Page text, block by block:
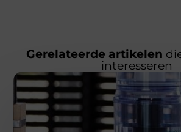
Gerelateerde artikelen
interesseren